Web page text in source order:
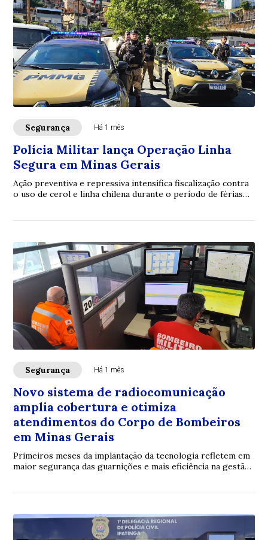
Segurança Há 1 mês
Polícia Militar lança Operação Linha
Segura em Minas Gerais
Ação preventiva e repressiva intensifica fiscalização contra
o uso de cerol e linha chilena durante o período de férias
Segurança Há 1 mês
Novo sistema de radiocomunicação
amplia cobertura e otimiza
atendimentos do Corpo de Bombeiros
em Minas Gerais
Primeiros meses da implantação da tecnologia refletem em
maior segurança das guarnições e mais eficiência na gestão